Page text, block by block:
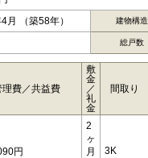
月 （築58年） 建物構造
総戸数
理費／共益費
敷
金
／
礼
金
間取り
円
2
ヶ
月
3K